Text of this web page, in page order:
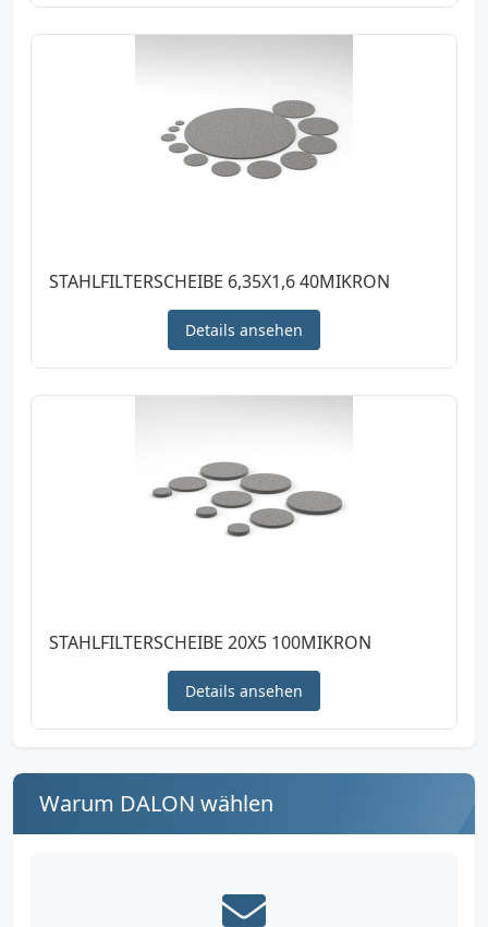
STAHLFILTERSCHEIBE 6,35X1,6 40MIKRON
Details ansehen
STAHLFILTERSCHEIBE 20X5 100MIKRON
Details ansehen
Warum DALON wählen